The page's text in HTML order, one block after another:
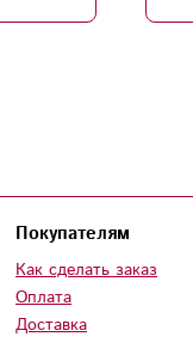
Покупателям
Как сделать заказ
Оплата
Доставка